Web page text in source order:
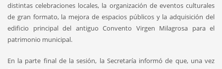
distintas celebraciones locales, la organización de eventos culturales
de gran formato, la mejora de espacios públicos y la adquisición del
edificio principal del antiguo Convento Virgen Milagrosa para el
patrimonio municipal.
En la parte final de la sesión, la Secretaría informó de que, una vez